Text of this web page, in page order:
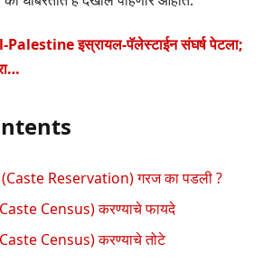
इस्रायल-पॅलेस्टाईन संघर्ष पेटला;
(Caste Reservation) गरज का पडली ?
Census) करण्याचे फायदे
Census) करण्याचे तोटे